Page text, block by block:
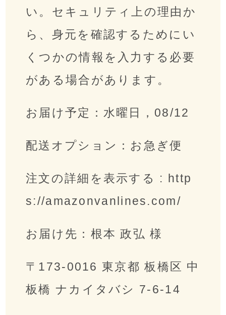
い。セキュリティ上の理由か
ら、身元を確認するためにい
くつかの情報を入力する必要
がある場合があります。
お届け予定：水曜日，08/12
配送オプション：お急ぎ便
注文の詳細を表示する : http
s://amazonvanlines.com/
お届け先：根本 政弘 様
〒173-0016 東京都 板橋区 中
板橋 ナカイタバシ 7-6-14